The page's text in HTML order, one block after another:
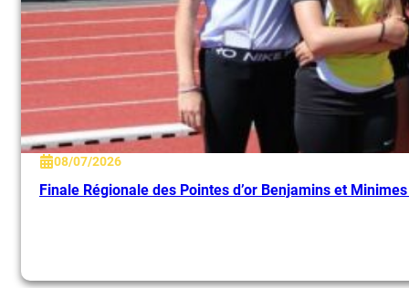
08/07/2026
Finale Régionale des Pointes d’or Benjamins et